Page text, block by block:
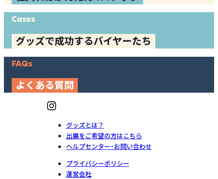
Cases
グッズで成功するバイヤーたち
FAQs
よくある質問
グッズとは？
出展をご希望の方はこちら
ヘルプセンター・お問い合わせ
プライバシーポリシー
運営会社